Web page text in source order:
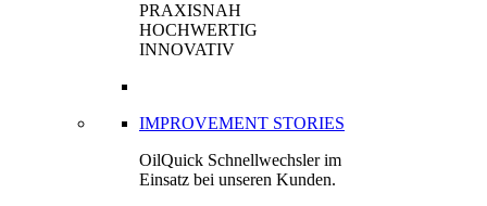
PRAXISNAH
HOCHWERTIG
INNOVATIV
IMPROVEMENT STORIES
OilQuick Schnellwechsler im
Einsatz bei unseren Kunden.